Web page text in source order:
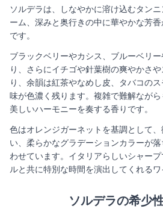
ソルデラは、しなやかに溶け込むタン
ーム、深みと奥行きの中に華やかな芳
です。
ブラックベリーやカシス、ブルーベリ
り、さらにイチゴや針葉樹の爽やかさ
り、余韻は紅茶やなめし皮、タバコの
味が色濃く残ります。複雑で難解なが
美しいハーモニーを奏する香りです。
色はオレンジガーネットを基調として
い、柔らかなグラデーションカラーが
わせています。イタリアらしいシャー
ルと共に特別な時間を演出してくれるワ
ソルデラの希少